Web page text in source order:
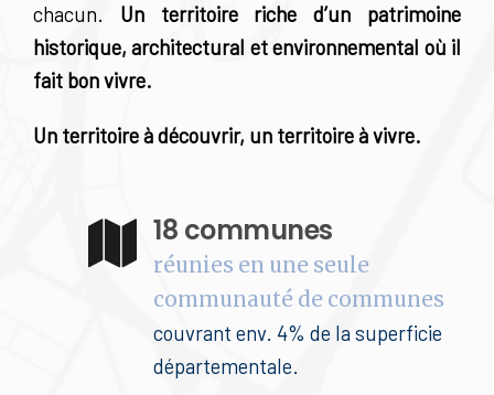
chacun. Un territoire riche d’un patrimoine
historique, architectural et environnemental où il
fait bon vivre.
Un territoire à découvrir, un territoire à vivre.
18 communes
réunies en une seule
communauté de communes
couvrant env. 4% de la superficie
départementale.